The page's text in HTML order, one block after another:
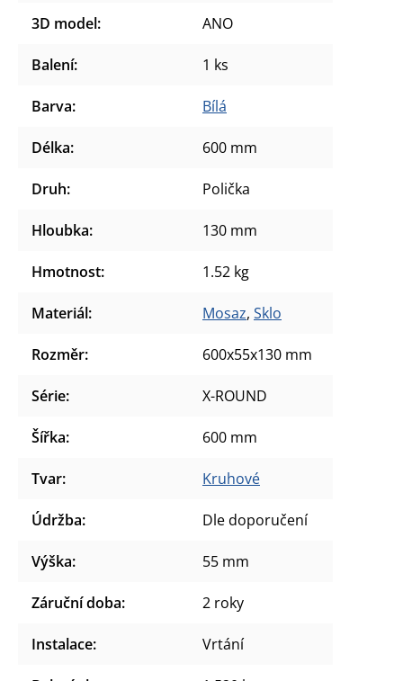
3D model: ANO
Balení: 1 ks
Barva: Bílá
Délka: 600 mm
Druh: Polička
Hloubka: 130 mm
Hmotnost: 1.52 kg
Materiál: Mosaz, Sklo
Rozměr: 600x55x130 mm
Série: X-ROUND
Šířka: 600 mm
Tvar: Kruhové
Údržba: Dle doporučení
Výška: 55 mm
Záruční doba: 2 roky
Instalace: Vrtání